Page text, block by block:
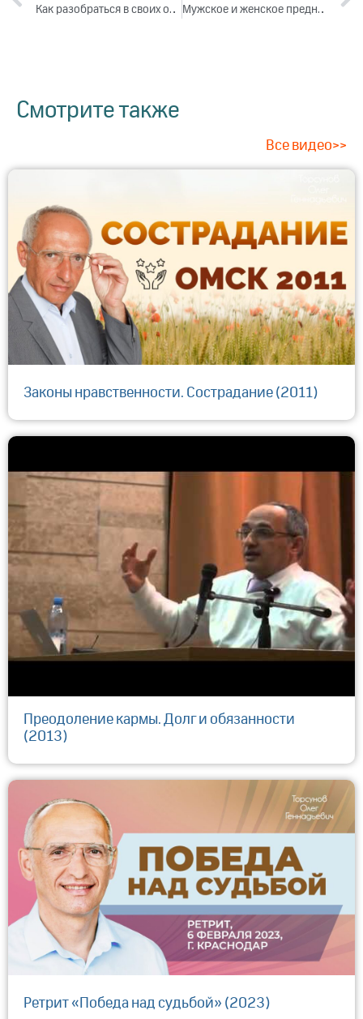
Как разобраться в своих отношениях. Лекция 1 (2020) Мужское и женское предназначение. Лекция 3 (2020)
Смотрите также
Все видео>>
Законы нравственности. Сострадание (2011)
Преодоление кармы. Долг и обязанности
(2013)
Ретрит «Победа над судьбой» (2023)